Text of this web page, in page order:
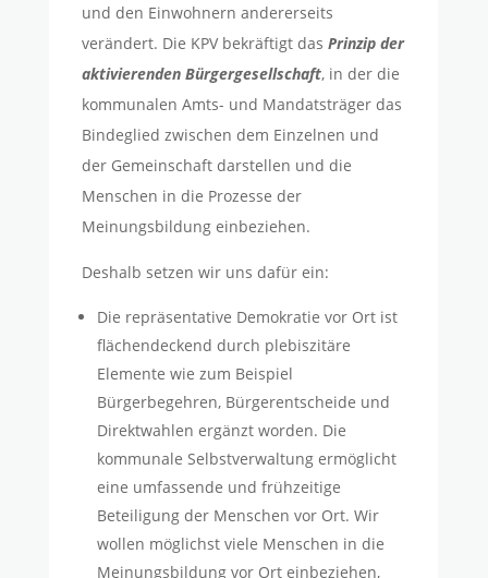
und den Einwohnern andererseits
verändert. Die KPV bekräftigt das Prinzip der
aktivierenden Bürgergesellschaft, in der die
kommunalen Amts- und Mandatsträger das
Bindeglied zwischen dem Einzelnen und
der Gemeinschaft darstellen und die
Menschen in die Prozesse der
Meinungsbildung einbeziehen.
Deshalb setzen wir uns dafür ein:
Die repräsentative Demokratie vor Ort ist
flächendeckend durch plebiszitäre
Elemente wie zum Beispiel
Bürgerbegehren, Bürgerentscheide und
Direktwahlen ergänzt worden. Die
kommunale Selbstverwaltung ermöglicht
eine umfassende und frühzeitige
Beteiligung der Menschen vor Ort. Wir
wollen möglichst viele Menschen in die
Meinungsbildung vor Ort einbeziehen,